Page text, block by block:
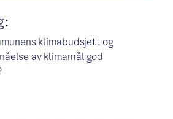
klimabudsjett og
av klimamål god